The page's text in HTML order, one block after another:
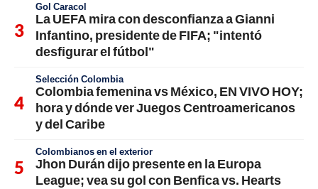
Gol Caracol
La UEFA mira con desconfianza a Gianni
Infantino, presidente de FIFA; "intentó
desfigurar el fútbol"
Selección Colombia
Colombia femenina vs México, EN VIVO HOY;
hora y dónde ver Juegos Centroamericanos
y del Caribe
Colombianos en el exterior
Jhon Durán dijo presente en la Europa
League; vea su gol con Benfica vs. Hearts